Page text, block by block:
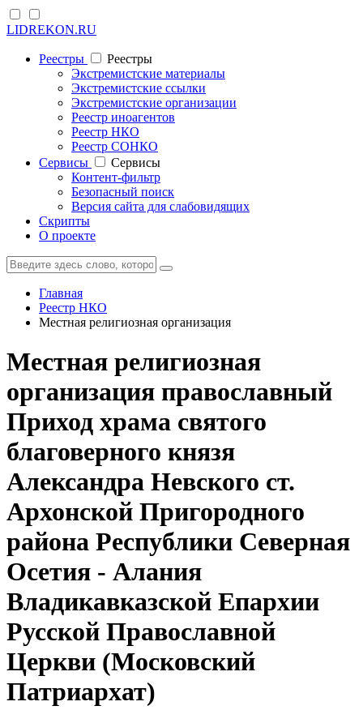
LIDREKON.RU
Реестры
Реестры
Экстремистские материалы
Экстремистские ссылки
Экстремистские организации
Реестр иноагентов
Реестр НКО
Реестр СОНКО
Cервисы
Cервисы
Контент-фильтр
Безопасный поиск
Версия сайта для слабовидящих
Скрипты
О проекте
Главная
Реестр НКО
Местная религиозная организация
Местная религиозная
организация православный
Приход храма святого
благоверного князя
Александра Невского ст.
Архонской Пригородного
района Республики Северная
Осетия - Алания
Владикавказской Епархии
Русской Православной
Церкви (Московский
Патриархат)